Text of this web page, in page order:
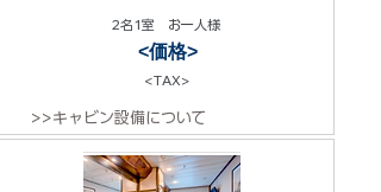
2名1室 お一人様
<価格>
<TAX>
>>キャビン設備について